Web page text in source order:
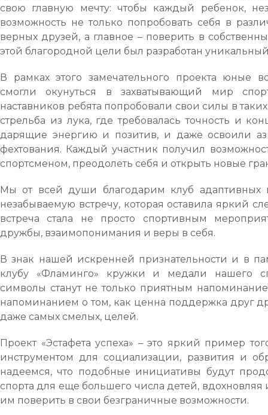
свою главную мечту: чтобы каждый ребенок,
возможность не только попробовать себя в
верных друзей, а главное – поверить в
этой благородной цели был разработан уникальный
В рамках этого замечательного проекта
смогли окунуться в захватывающий мир
наставников ребята попробовали свои силы в
стрельба из лука, где требовалась точность и
дарящие энергию и позитив, и даже освоили азы
фехтования. Каждый участник получил
спортсменом, преодолеть себя и открыть новые
Мы от всей души благодарим клуб адаптивных
незабываемую встречу, которая оставила яркий
встреча стала не просто спортивным
дружбы, взаимопонимания и веры в себя.
В знак нашей искренней признательности и в
клубу «Фламинго» кружки и медали нашего
символы станут не только приятным
напоминанием о том, как ценна поддержка друг
даже самых смелых, целей.
Проект «Эстафета успеха» – это яркий пример
инструментом для социализации, развития и
надеемся, что подобные инициативы будут
спорта для еще большего числа детей,
им поверить в свои безграничные возможности.